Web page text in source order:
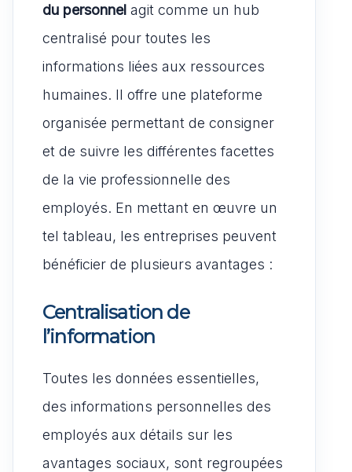
du personnel agit comme un hub
centralisé pour toutes les
informations liées aux ressources
humaines. Il offre une plateforme
organisée permettant de consigner
et de suivre les différentes facettes
de la vie professionnelle des
employés. En mettant en œuvre un
tel tableau, les entreprises peuvent
bénéficier de plusieurs avantages :
Centralisation de
l’information
Toutes les données essentielles,
des informations personnelles des
employés aux détails sur les
avantages sociaux, sont regroupées